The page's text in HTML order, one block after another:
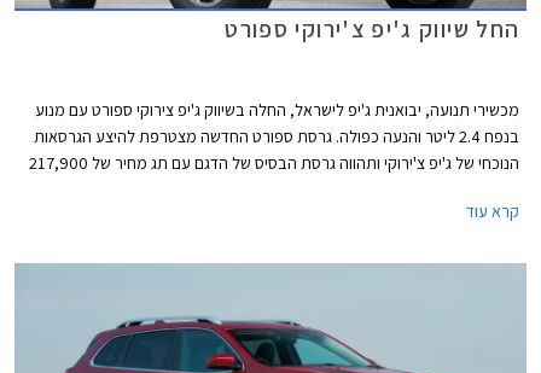
החל שיווק ג'יפ צ'ירוקי ספורט
מכשירי תנועה, יבואנית ג'יפ לישראל, החלה בשיווק ג'יפ צירוקי ספורט עם מנוע
בנפח 2.4 ליטר והנעה כפולה. גרסת ספורט החדשה מצטרפת להיצע הגרסאות
הנוכחי של ג'יפ צ'ירוקי ותהווה גרסת הבסיס של הדגם עם תג מחיר של 217,900
היבואנית המקבילה שהחלה לשווק את ג'יפ צ'ירוקי עם יחידת הנעה זהה במחיר
קרא עוד